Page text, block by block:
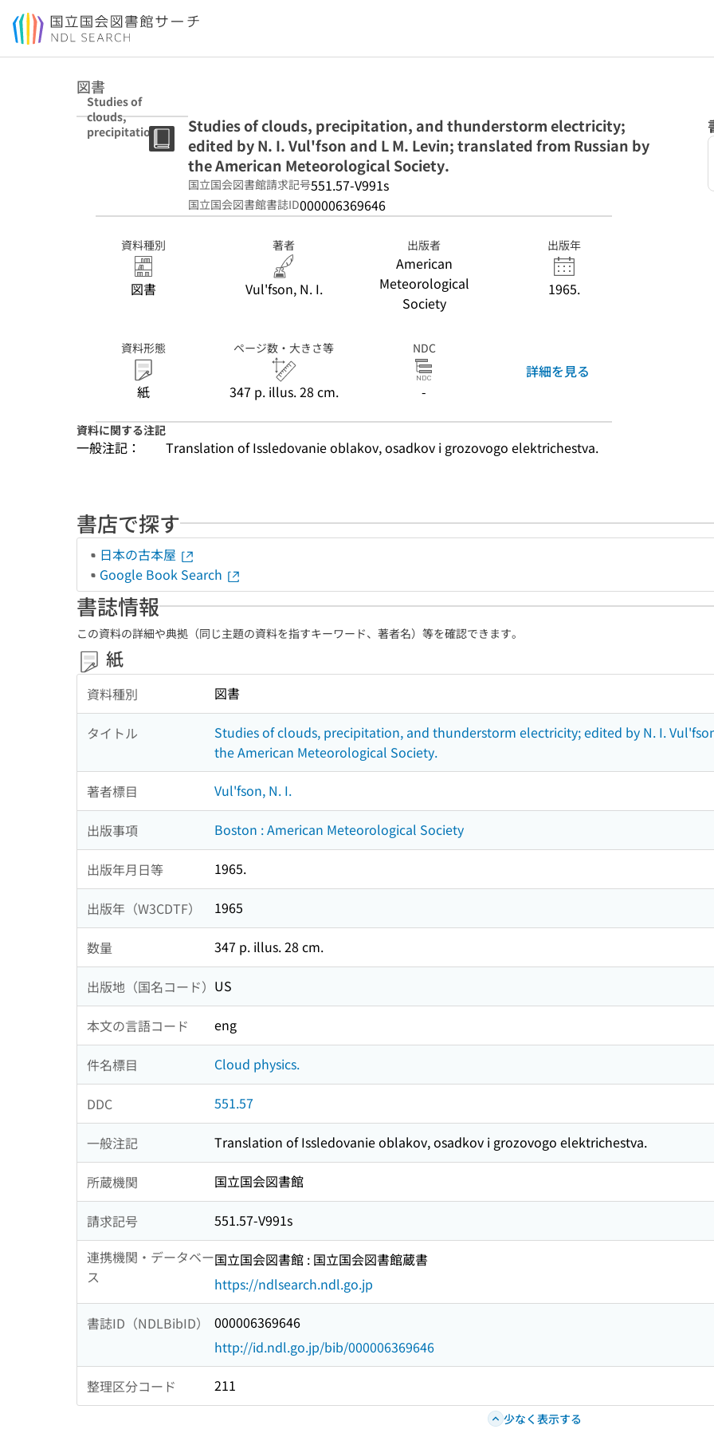
本文へ移動
図書
Studies of
clouds,
precipitation,
M. Levin;
translated from
Russian by the
American
Meteorological
Studies of clouds, precipitation, and thunderstorm electricity;
edited by N. I. Vul'fson and L M. Levin; translated from Russian by
the American Meteorological Society.
国立国会図書館請求記号551.57-V991s
国立国会図書館書誌ID000006369646
資料種別
図書
著者
Vul'fson, N. I.
出版者
American
Meteorological
Society
出版年
1965.
資料形態
紙
ページ数・大きさ等
347 p. illus. 28 cm.
NDC
-
詳細を見る
資料に関する注記
一般注記： Translation of Issledovanie oblakov, osadkov i grozovogo elektrichestva.
書店で探す
日本の古本屋
Google Book Search
書誌情報
この資料の詳細や典拠（同じ主題の資料を指すキーワード、著者名）等を確認できます。
紙
資料種別 図書
タイトル
Studies of clouds, precipitation, and thunderstorm electricity; edited by N. I.
the American Meteorological Society.
著者標目 Vul'fson, N. I.
出版事項 Boston : American Meteorological Society
出版年月日等 1965.
出版年（W3CDTF） 1965
数量 347 p. illus. 28 cm.
出版地（国名コード） US
本文の言語コード eng
件名標目 Cloud physics.
DDC 551.57
一般注記 Translation of Issledovanie oblakov, osadkov i grozovogo elektrichestva.
所蔵機関 国立国会図書館
請求記号
551.57-V991s
連携機関・データベー
ス
国立国会図書館 : 国立国会図書館蔵書
https://ndlsearch.ndl.go.jp
書誌ID（NDLBibID）
000006369646
http://id.ndl.go.jp/bib/000006369646
整理区分コード 211
少なく表示する